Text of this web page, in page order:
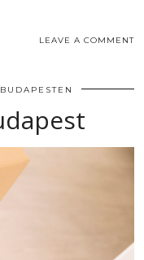
LEAVE A COMMENT